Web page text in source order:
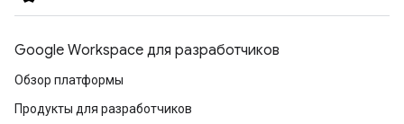
Google Workspace для разработчиков
Обзор платформы
Продукты для разработчиков